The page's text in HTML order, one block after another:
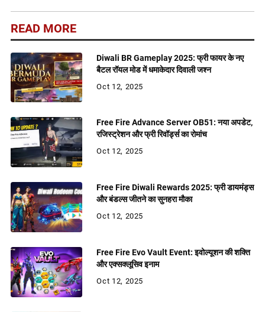
READ MORE
Diwali BR Gameplay 2025: फ्री फायर के नए
बैटल रॉयल मोड में धमाकेदार दिवाली जश्न
Oct 12, 2025
Free Fire Advance Server OB51: नया अपडेट,
रजिस्ट्रेशन और फ्री रिवॉर्ड्स का रोमांच
Oct 12, 2025
Free Fire Diwali Rewards 2025: फ्री डायमंड्स
और बंडल्स जीतने का सुनहरा मौका
Oct 12, 2025
Free Fire Evo Vault Event: इवोल्यूशन की शक्ति
और एक्सक्लूसिव इनाम
Oct 12, 2025